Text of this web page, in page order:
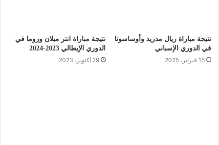
نتيجة مباراة ريال مدريد وأوساسونا
في الدوري الإسباني
15 فبراير، 2025
نتيجة مباراة انتر ميلان وروما في
الدوري الإيطالي 2023-2024
29 أكتوبر، 2023